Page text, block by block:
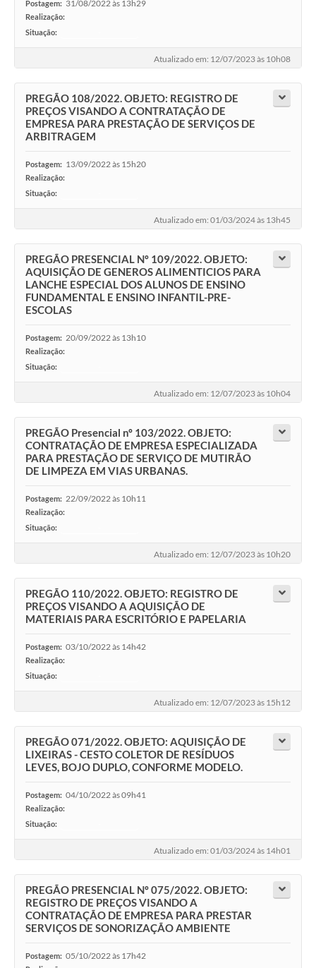
Postagem: 31/08/2022 às 13h29
Realização:
Situação:
Atualizado em: 12/07/2023 às 10h08
PREGÃO 108/2022. OBJETO: REGISTRO DE
PREÇOS VISANDO A CONTRATAÇÃO DE
EMPRESA PARA PRESTAÇÃO DE SERVIÇOS DE
ARBITRAGEM
Postagem: 13/09/2022 às 15h20
Realização:
Situação:
Atualizado em: 01/03/2024 às 13h45
PREGÃO PRESENCIAL Nº 109/2022. OBJETO:
AQUISIÇÃO DE GENEROS ALIMENTICIOS PARA
LANCHE ESPECIAL DOS ALUNOS DE ENSINO
FUNDAMENTAL E ENSINO INFANTIL-PRE-
ESCOLAS
Postagem: 20/09/2022 às 13h10
Realização:
Situação:
Atualizado em: 12/07/2023 às 10h04
PREGÃO Presencial nº 103/2022. OBJETO:
CONTRATAÇÃO DE EMPRESA ESPECIALIZADA
PARA PRESTAÇÃO DE SERVIÇO DE MUTIRÃO
DE LIMPEZA EM VIAS URBANAS.
Postagem: 22/09/2022 às 10h11
Realização:
Situação:
Atualizado em: 12/07/2023 às 10h20
PREGÃO 110/2022. OBJETO: REGISTRO DE
PREÇOS VISANDO A AQUISIÇÃO DE
MATERIAIS PARA ESCRITÓRIO E PAPELARIA
Postagem: 03/10/2022 às 14h42
Realização:
Situação:
Atualizado em: 12/07/2023 às 15h12
PREGÃO 071/2022. OBJETO: AQUISIÇÃO DE
LIXEIRAS - CESTO COLETOR DE RESÍDUOS
LEVES, BOJO DUPLO, CONFORME MODELO.
Postagem: 04/10/2022 às 09h41
Realização:
Situação:
Atualizado em: 01/03/2024 às 14h01
PREGÃO PRESENCIAL Nº 075/2022. OBJETO:
REGISTRO DE PREÇOS VISANDO A
CONTRATAÇÃO DE EMPRESA PARA PRESTAR
SERVIÇOS DE SONORIZAÇÃO AMBIENTE
Postagem: 05/10/2022 às 17h42